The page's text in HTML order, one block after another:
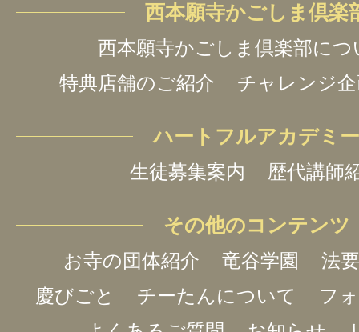
西本願寺かごしま倶楽
西本願寺かごしま倶楽部につ
特典店舗のご紹介
チャレンジ
ハートフルアカデミー
生徒募集案内 歴代講師
その他のコンテンツ
お寺の団体紹介 竜谷学園
法
慶びごと
チーたんについて
フ